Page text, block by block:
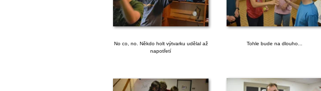
No co, no. Někdo holt výtvarku udělal až
napotřetí
Tohle bude na dlouho...